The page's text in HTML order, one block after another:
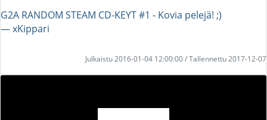
G2A RANDOM STEAM CD-KEYT #1 - Kovia pelejä! ;)
― xKippari
Julkaistu 2016-01-04 12:00:00 / Tallennettu 2017-12-07